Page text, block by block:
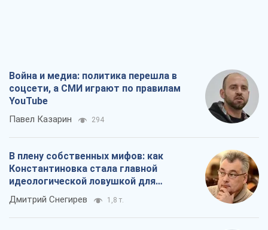
Война и медиа: политика перешла в
соцсети, а СМИ играют по правилам
YouTube
Павел Казарин 294
В плену собственных мифов: как
Константиновка стала главной
идеологической ловушкой для
российских оккупантов
Дмитрий Снегирев 1,8 т.